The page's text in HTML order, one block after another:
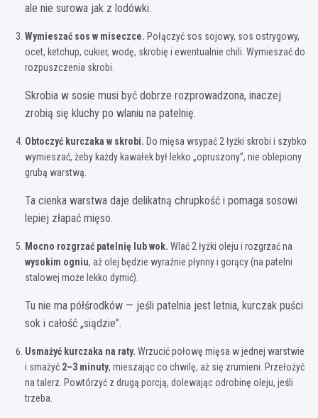
ale nie surowa jak z lodówki.
Wymieszać sos w miseczce. Połączyć sos sojowy, sos ostrygowy,
ocet, ketchup, cukier, wodę, skrobię i ewentualnie chili. Wymieszać do
rozpuszczenia skrobi.
Skrobia w sosie musi być dobrze rozprowadzona, inaczej
zrobią się kluchy po wlaniu na patelnię.
Obtoczyć kurczaka w skrobi. Do mięsa wsypać 2 łyżki skrobi i szybko
wymieszać, żeby każdy kawałek był lekko „opruszony”, nie oblepiony
grubą warstwą.
Ta cienka warstwa daje delikatną chrupkość i pomaga sosowi
lepiej złapać mięso.
Mocno rozgrzać patelnię lub wok. Wlać 2 łyżki oleju i rozgrzać na
wysokim ogniu, aż olej będzie wyraźnie płynny i gorący (na patelni
stalowej może lekko dymić).
Tu nie ma półśrodków — jeśli patelnia jest letnia, kurczak puści
sok i całość „siądzie”.
Usmażyć kurczaka na raty. Wrzucić połowę mięsa w jednej warstwie
i smażyć 2–3 minuty, mieszając co chwilę, aż się zrumieni. Przełożyć
na talerz. Powtórzyć z drugą porcją, dolewając odrobinę oleju, jeśli
trzeba.